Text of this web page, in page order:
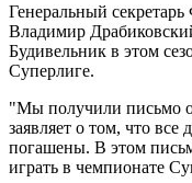
Генеральный
Владимир
Будивельник в этом
Суперлиге.
"Мы получили письмо
заявляет о том, что
погашены. В этом
играть в чемпионате